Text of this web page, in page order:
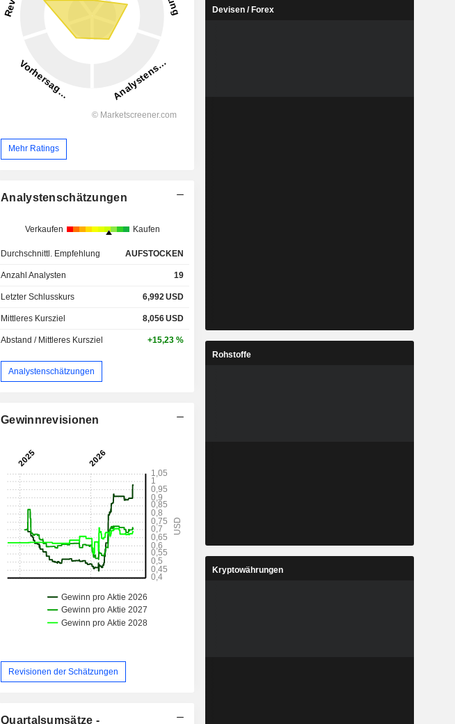
Mehr Ratings
Analystenschätzungen
Verkaufen Kaufen
Durchschnittl. Empfehlung AUFSTOCKEN
Anzahl Analysten 19
Letzter Schlusskurs 6,992USD
Mittleres Kursziel 8,056USD
Abstand / Mittleres Kursziel +15,23 %
Analystenschätzungen
Gewinnrevisionen
Revisionen der Schätzungen
Quartalsumsätze -
Devisen / Forex
Rohstoffe
Kryptowährungen